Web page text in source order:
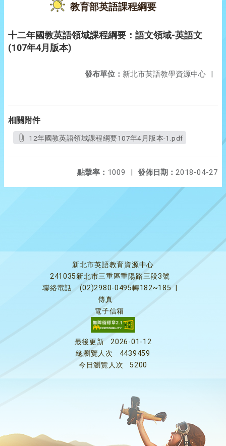
教育部英語課程綱要
十二年國教英語領域課程綱要：語文領域-英語文
(107年4月版本)
發布單位： 新北市英語教學資源中心 |
相關附件
12年國教英語領域課程綱要107年4月版本-1.pdf
發佈日期： 2018-04-27
點擊率： 1009 |
新北市英語教育資源中心
241035新北市三重區重陽路三段3號
聯絡電話
(02)2980-0495轉182~185
傳真
電子信箱
最後更新
2026-01-12
總瀏覽人次
4439459
今日瀏覽人次
5200